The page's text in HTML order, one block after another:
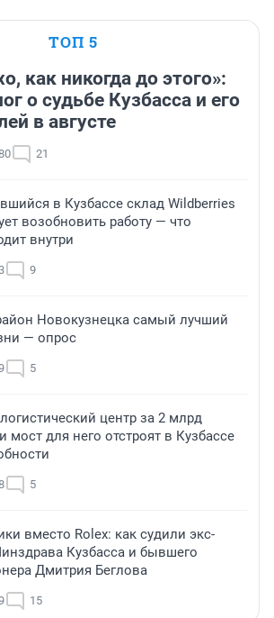
ТОП 5
как никогда до этого»:
о судьбе Кузбасса и его
в августе
21
в Кузбассе склад Wildberries
возобновить работу — что
внутри
9
Новокузнецка самый лучший
— опрос
5
центр за 2 млрд
мост для него отстроят в Кузбассе
5
вместо Rolex: как судили экс-
Кузбасса и бывшего
Дмитрия Беглова
15